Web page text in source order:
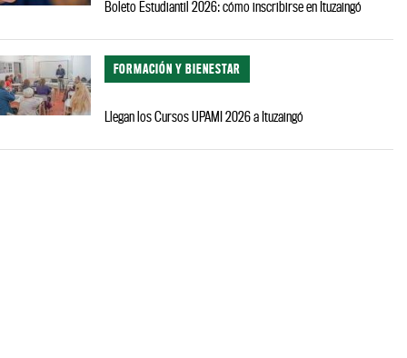
Boleto Estudiantil 2026: cómo inscribirse en Ituzaingó
FORMACIÓN Y BIENESTAR
Llegan los Cursos UPAMI 2026 a Ituzaingó